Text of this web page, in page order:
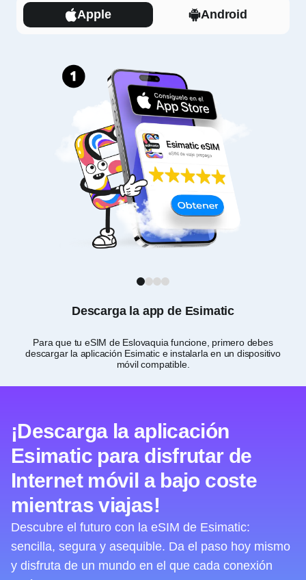
Apple Android
Descarga la app de Esimatic
Para que tu eSIM de Eslovaquia funcione, primero debes
descargar la aplicación Esimatic e instalarla en un dispositivo
móvil compatible.
1
¡Descarga la aplicación
Esimatic para disfrutar de
Internet móvil a bajo coste
mientras viajas!
Descubre el futuro con la eSIM de Esimatic:
sencilla, segura y asequible. Da el paso hoy mismo
y disfruta de un mundo en el que cada conexión